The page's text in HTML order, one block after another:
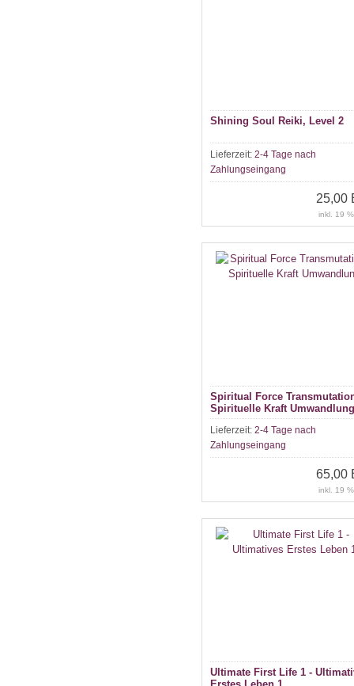
Shining Soul Reiki, Level 2
Lieferzeit: 2-4 Tage nach
Zahlungseingang
25,00
inkl. 19
Spiritual Force
Spirituelle Kraft Umwandlung
Lieferzeit: 2-4 Tage nach
Zahlungseingang
65,00
inkl. 19
Ultimate First Life 1 -